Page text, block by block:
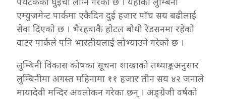
एम्युजमेन्ट पार्कमा एकैदिन दुई हजार पाँच सय बढीलाई
सेवा दिएको छ । भैरहवाकै होटल बोधी रेडसनमा रहेको
वाटर पार्कले पनि भारतीयलाई लोभ्याउने गरेको छ ।
लुम्बिनी विकास कोषका सूचना शाखाको तथ्याङ्कअनुसार
लुम्बिनीमा अगस्त महिनामा ११ हजार तीन सय ४२ जनाले
मायादेवी मन्दिर अवलोकन गरेका छन् । अङ्ग्रेजी वर्षको